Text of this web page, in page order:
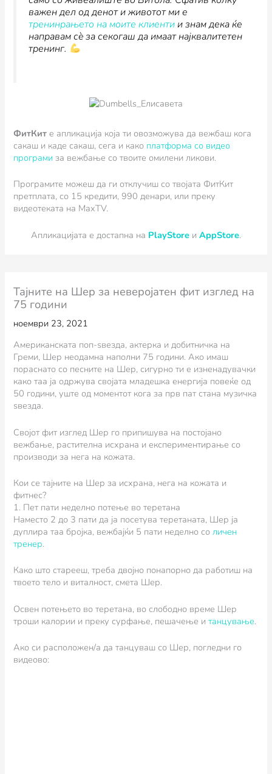
важен дел од денот и животот ми е
тренинрањето на моите клиентии знам дека ќе
направам сè за секогаш да имаат најквалитетен
тренинг.
ФитКит e апликација која ти овозможува да вежбаш кога
сакаш и каде сакаш, сега и како платформа со видео
програми за вежбање со твоите омилени ликови.
Програмите можеш да ги отклучиш со твојата ФитКит
претплата, со 15 кредити, 990 денари, или преку
видеотеката на MaxTV.
Апликацијата е достапна на PlayStore и AppStore.
Тајните на Шер за неверојатен фит изглед на
75 години
ноември 23, 2021
Американската поп-ѕвезда, актерка и добитничка на
Греми, Шер неодамна наполни 75 години. Ако имаш
пораснато со песните на Шер, сигурно ти е изненадувачки
како таа ја одржува својата младешка енергија повеќе од
50 години, уште од моментот кога за прв пат стана музичка
ѕвезда.
Својот фит изглед Шер го припишува на постојано
вежбање, растителна исхрана и експериментирање со
производи за нега на кожата.
Кои се тајните на Шер за исхрана, нега на кожата и
фитнес?
1. Пет пати неделно потење во теретана
Наместо 2 до 3 пати да ја посетува теретаната, Шер ја
дуплира таа бројка, вежбајќи 5 пати неделно соличен
тренер.
Како што старееш, треба двојно понапорно да работиш на
твоето тело и виталност, смета Шер.
Освен потењето во теретана, во слободно време Шер
троши калории и преку сурфање, пешачење итанцување.
Ако си расположен/а да танцуваш со Шер, погледни го
видеово: